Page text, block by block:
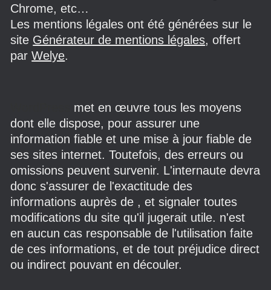
Chrome, etc…
Les mentions légales ont été générées sur le
site Générateur de mentions légales, offert
parWelye.
met en œuvre tous les moyens
dont elle dispose, pour assurer une
information fiable et une mise à jour fiable de
ses sites internet. Toutefois, des erreurs ou
omissions peuvent survenir. L'internaute devra
donc s'assurer de l'exactitude des
informations auprès de , et signaler toutes
modifications du site qu'il jugerait utile. n'est
en aucun cas responsable de l'utilisation faite
de ces informations, et de tout préjudice direct
ou indirect pouvant en découler.